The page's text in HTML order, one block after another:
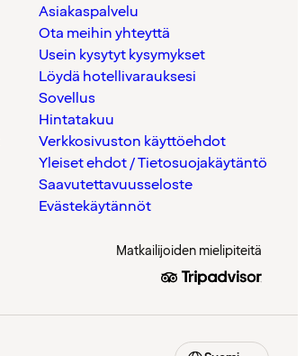
Asiakaspalvelu
Ota meihin yhteyttä
Usein kysytyt kysymykset
Löydä hotellivarauksesi
Sovellus
Hintatakuu
Verkkosivuston käyttöehdot
Yleiset ehdot / Tietosuojakäytäntö
Saavutettavuusseloste
Evästekäytännöt
Matkailijoiden mielipiteitä